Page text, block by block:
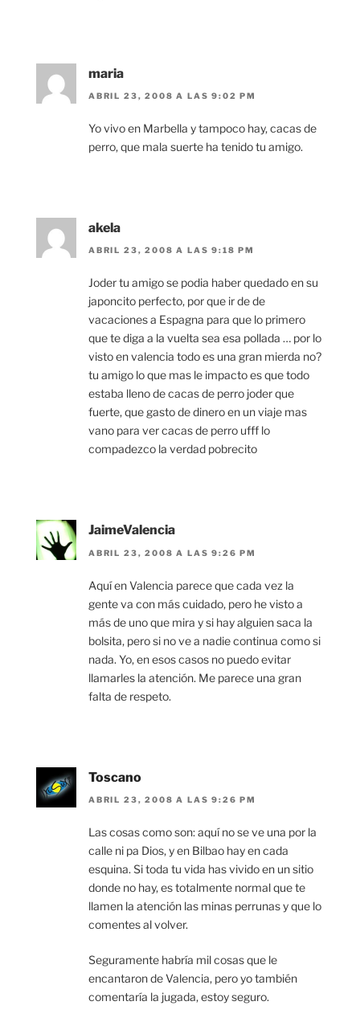
maria
ABRIL 23, 2008 A LAS 9:02 PM
Yo vivo en Marbella y tampoco hay, cacas de
perro, que mala suerte ha tenido tu amigo.
akela
ABRIL 23, 2008 A LAS 9:18 PM
Joder tu amigo se podia haber quedado en su
japoncito perfecto, por que ir de de
vacaciones a Espagna para que lo primero
que te diga a la vuelta sea esa pollada … por lo
visto en valencia todo es una gran mierda no?
tu amigo lo que mas le impacto es que todo
estaba lleno de cacas de perro joder que
fuerte, que gasto de dinero en un viaje mas
vano para ver cacas de perro ufff lo
compadezco la verdad pobrecito
JaimeValencia
ABRIL 23, 2008 A LAS 9:26 PM
Aquí en Valencia parece que cada vez la
gente va con más cuidado, pero he visto a
más de uno que mira y si hay alguien saca la
bolsita, pero si no ve a nadie continua como si
nada. Yo, en esos casos no puedo evitar
llamarles la atención. Me parece una gran
falta de respeto.
Toscano
ABRIL 23, 2008 A LAS 9:26 PM
Las cosas como son: aquí no se ve una por la
calle ni pa Dios, y en Bilbao hay en cada
esquina. Si toda tu vida has vivido en un sitio
donde no hay, es totalmente normal que te
llamen la atención las minas perrunas y que lo
comentes al volver.
Seguramente habría mil cosas que le
encantaron de Valencia, pero yo también
comentaría la jugada, estoy seguro.